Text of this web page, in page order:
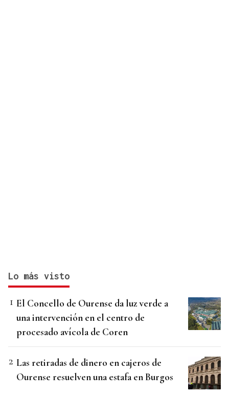
Lo más visto
El Concello de Ourense da luz verde a
una intervención en el centro de
procesado avícola de Coren
Las retiradas de dinero en cajeros de
Ourense resuelven una estafa en Burgos